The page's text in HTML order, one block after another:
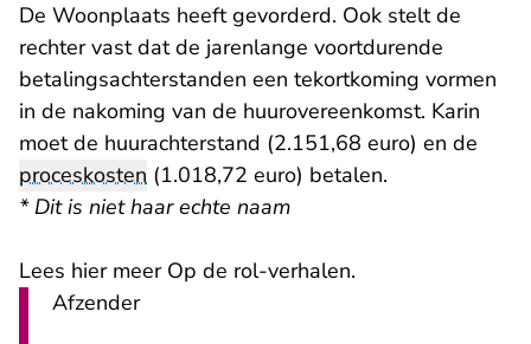
De Woonplaats heeft gevorderd. Ook stelt de
rechter vast dat de jarenlange voortdurende
betalingsachterstanden een tekortkoming vormen
in de nakoming van de huurovereenkomst. Karin
moet de huurachterstand (2.151,68 euro) en de
proceskosten (1.018,72 euro) betalen.
* Dit is niet haar echte naam
Lees hier meer Op de rol-verhalen.
Afzender